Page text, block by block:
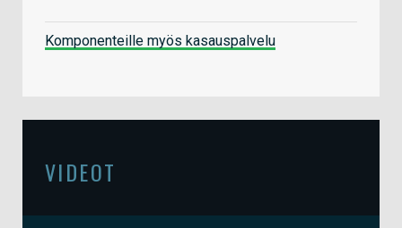
Komponenteille myös kasauspalvelu
VIDEOT